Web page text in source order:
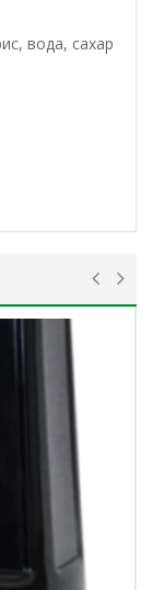
вода, сахар